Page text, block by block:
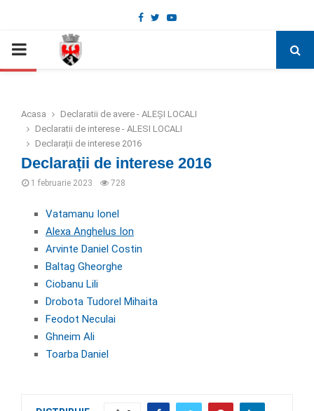
Deschide bara de unelte
Facebook
TwitterYoutube
PRIMARY
Acasa
Declaratii de avere - ALEȘI LOCALI
Declaratii de interese - ALESI LOCALI
Declarații de interese 2016
Declarații de interese 2016
1 februarie 2023 728
Vatamanu Ionel
Alexa Anghelus Ion
Arvinte Daniel Costin
Baltag Gheorghe
Ciobanu Lili
Drobota Tudorel Mihaita
Feodot Neculai
Ghneim Ali
Toarba Daniel